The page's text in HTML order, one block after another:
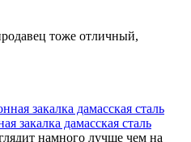
тоже отличный,
закалка дамасская сталь
намного лучше чем на